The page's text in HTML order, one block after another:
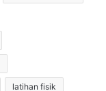
latihan fisik